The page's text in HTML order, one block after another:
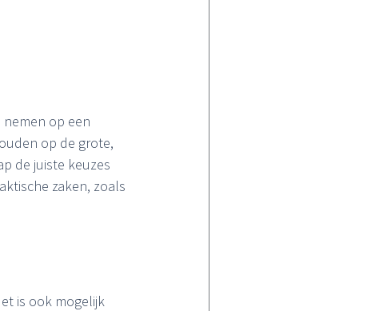
op een
op de grote,
de juiste keuzes
zaken, zoals
is ook mogelijk